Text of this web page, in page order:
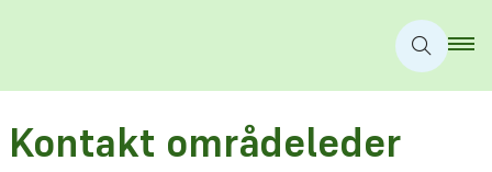
Kontakt områdeleder